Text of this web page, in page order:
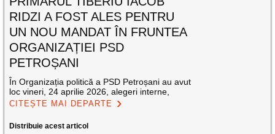
RIDZI A FOST ALES PENTRU
UN NOU MANDAT ÎN FRUNTEA
ORGANIZAȚIEI PSD
PETROȘANI
În Organizația politică a PSD Petroșani au avut
loc vineri, 24 aprilie 2026, alegeri interne,
CITEȘTE MAI DEPARTE
Distribuie acest articol